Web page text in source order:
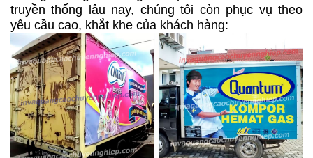
truyền thống lâu nay, chúng tôi còn phục vụ theo
yêu cầu cao, khắt khe của khách hàng: